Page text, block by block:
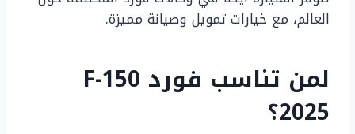
العالم، مع خيارات تمويل وصيانة مميزة.
لمن تناسب فورد F-150
2025؟